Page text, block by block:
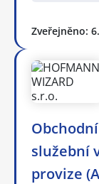
Zveřejněno:
služební
provize